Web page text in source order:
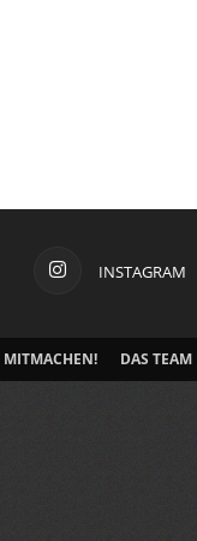
INSTAGRAM
MITMACHEN! DAS TEAM